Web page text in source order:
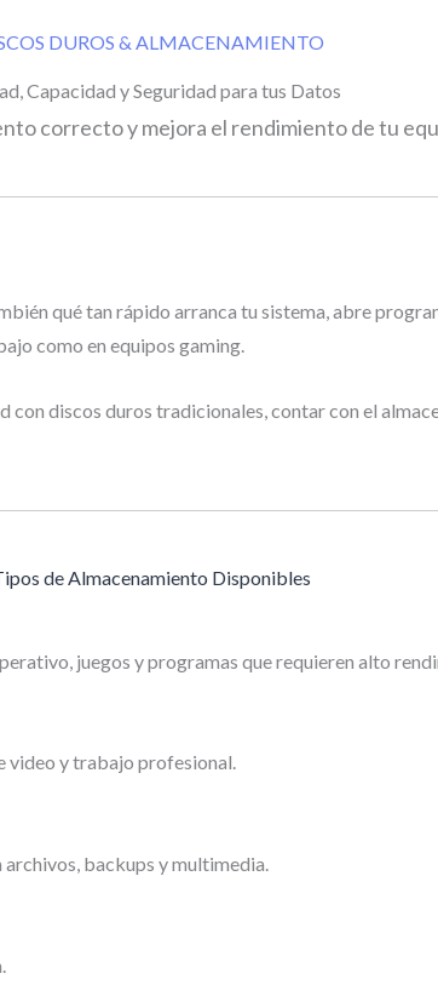
DUROS & ALMACENAMIENTO
Capacidad y Seguridad para tus Datos
correcto y mejora el rendimiento de tu
qué tan rápido arranca tu sistema, abre
como en equipos gaming.
con discos duros tradicionales, contar con el
de Almacenamiento Disponibles
juegos y programas que requieren alto
video y trabajo profesional.
backups y multimedia.